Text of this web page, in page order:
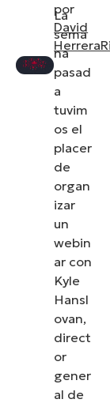
por
David
rezar
La
sema
na
pasad
a
tuvim
os el
placer
de
organ
izar
un
webin
ar con
Kyle
Hansl
ovan,
direct
or
gener
al de